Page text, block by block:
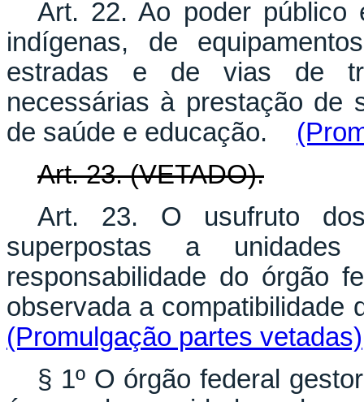
Art. 22. Ao poder público
indígenas, de
estradas e de vias de
necessárias à prestação de
de saúde e educação.
Art. 23. (VETADO).
Art. 23. O usufruto
superpostas a
responsabilidade do órgão
observada a
(Promulgação partes vetadas)
§ 1º O órgão federal